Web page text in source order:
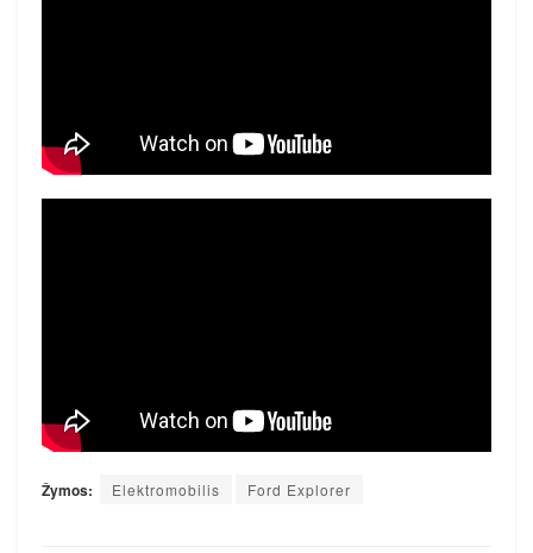
Žymos: Elektromobilis Ford Explorer